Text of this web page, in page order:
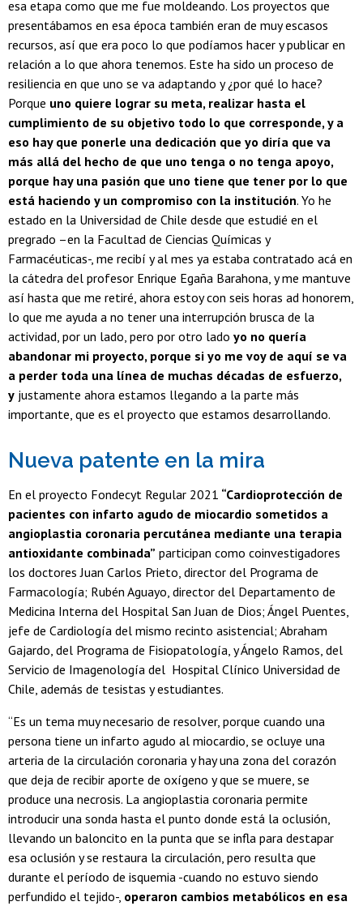
esa etapa como que me fue moldeando. Los proyectos que
presentábamos en esa época también eran de muy escasos
recursos, así que era poco lo que podíamos hacer y publicar en
relación a lo que ahora tenemos. Este ha sido un proceso de
resiliencia en que uno se va adaptando y ¿por qué lo hace?
Porque uno quiere lograr su meta, realizar hasta el
cumplimiento de su objetivo todo lo que corresponde, y a
eso hay que ponerle una dedicación que yo diría que va
más allá del hecho de que uno tenga o no tenga apoyo,
porque hay una pasión que uno tiene que tener por lo que
está haciendo y un compromiso con la institución. Yo he
estado en la Universidad de Chile desde que estudié en el
pregrado –en la Facultad de Ciencias Químicas y
Farmacéuticas-, me recibí y al mes ya estaba contratado acá en
la cátedra del profesor Enrique Egaña Barahona, y me mantuve
así hasta que me retiré, ahora estoy con seis horas ad honorem,
lo que me ayuda a no tener una interrupción brusca de la
actividad, por un lado, pero por otro lado yo no quería
abandonar mi proyecto, porque si yo me voy de aquí se va
a perder toda una línea de muchas décadas de esfuerzo,
y justamente ahora estamos llegando a la parte más
importante, que es el proyecto que estamos desarrollando.
Nueva patente en la mira
En el proyecto Fondecyt Regular 2021 “Cardioprotección de
pacientes con infarto agudo de miocardio sometidos a
angioplastia coronaria percutánea mediante una terapia
antioxidante combinada” participan como coinvestigadores
los doctores Juan Carlos Prieto, director del Programa de
Farmacología; Rubén Aguayo, director del Departamento de
Medicina Interna del Hospital San Juan de Dios; Ángel Puentes,
jefe de Cardiología del mismo recinto asistencial; Abraham
Gajardo, del Programa de Fisiopatología, y Ángelo Ramos, del
Servicio de Imagenología del Hospital Clínico Universidad de
Chile, además de tesistas y estudiantes.
“Es un tema muy necesario de resolver, porque cuando una
persona tiene un infarto agudo al miocardio, se ocluye una
arteria de la circulación coronaria y hay una zona del corazón
que deja de recibir aporte de oxígeno y que se muere, se
produce una necrosis. La angioplastia coronaria permite
introducir una sonda hasta el punto donde está la oclusión,
llevando un baloncito en la punta que se infla para destapar
esa oclusión y se restaura la circulación, pero resulta que
durante el período de isquemia -cuando no estuvo siendo
perfundido el tejido-, operaron cambios metabólicos en esa